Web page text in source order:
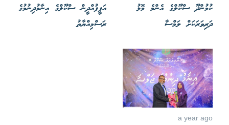
ކުމުންދޫ ސްކޫލްގެ އެންމެ މޮޅު
ދަރިވަރަކަށް ލަމްސާ
އަފީފުއްދީން ސްކޫލްގެ އިނާމުދިނުމުގެ
ރަސްމިއްޔާތު
a year ago